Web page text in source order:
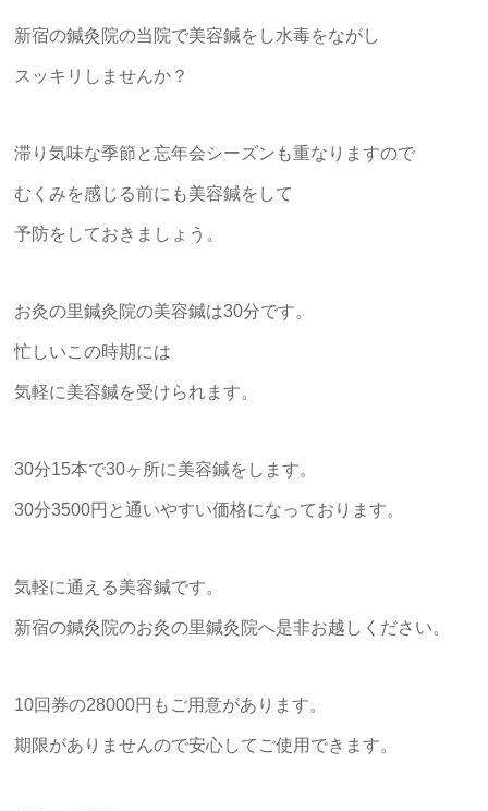
新宿の鍼灸院の当院で美容鍼をし水毒をながし
スッキリしませんか？
滞り気味な季節と忘年会シーズンも重なりますので
むくみを感じる前にも美容鍼をして
予防をしておきましょう。
お灸の里鍼灸院の美容鍼は30分です。
忙しいこの時期には
気軽に美容鍼を受けられます。
30分15本で30ヶ所に美容鍼をします。
30分3500円と通いやすい価格になっております。
気軽に通える美容鍼です。
新宿の鍼灸院のお灸の里鍼灸院へ是非お越しください。
10回券の28000円もご用意があります。
期限がありませんので安心してご使用できます。